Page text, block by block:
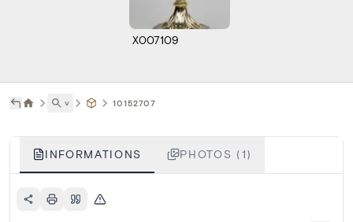
X007109
˅ 10152707
INFORMATIONS PHOTOS (1)